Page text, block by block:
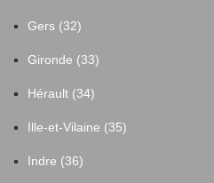
Gers (32)
Gironde (33)
Hérault (34)
Ille-et-Vilaine (35)
Indre (36)